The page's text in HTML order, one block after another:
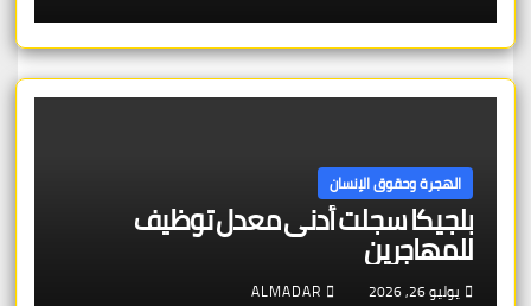
الهجرة وحقوق الإنسان
بلجيكا سجلت أدنى معدل توظيف
للمهاجرين
يوليو 26, 2026 ALMADAR